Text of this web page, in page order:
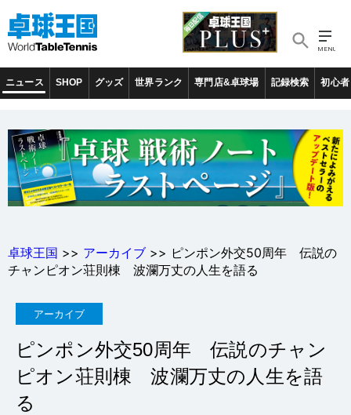
ニュース SHOP グッズ 世界ランク 専門店&卓球場 記録検索 初心者
卓球王国 >> アーカイブ >> ピンポン外交50周年 伝説の
チャンピオン荘則棟 波瀾万丈の人生を語る
アーカイブ
ピンポン外交50周年 伝説のチャン
ピオン荘則棟 波瀾万丈の人生を語
る